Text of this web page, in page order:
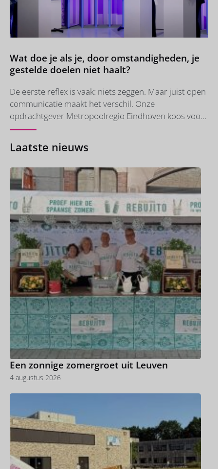
Communicatie maakte ik hun Jubileum magazine,
echt een hele toffe klus met veel creatieve vrijheid.
Daarnaast volgde ik een WCAG-cursus om digitale
Wat doe je als je, door omstandigheden, je
gestelde doelen niet haalt?
De eerste reflex is vaak: niets zeggen. Maar juist open
communicatie maakt het verschil. Onze
opdrachtgever Metropoolregio Eindhoven koos voor
transparantie. In 2021 sprak dit
samenwerkingsverband van 21 gemeentes de ambitie
uit om vóór 2030 2 TWh aan grootschalige duurzame
elektriciteit op te wekken. Uit de recente
voortgangsrapportage blijkt: dat doel gaan de
gemeentes in de regio, onder de huidige
omstandigheden, niet halen vóór 2030. In een
webinar, met Udo als gespreksbegeleider, gaf de MRE
een eerlijke update over de oorzaken zoals
netcongestie, strengere regelgeving en beperkte
ruimte door vliegverkeer....
Laatste nieuws
Een zonnige zomergroet uit Leuven
4 augustus 2026